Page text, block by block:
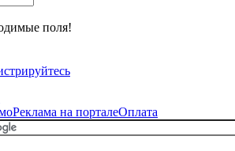
поля!
Реклама на порталеОплата